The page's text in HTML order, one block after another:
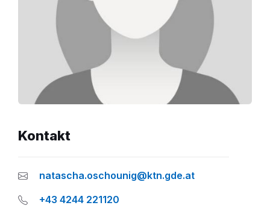
Kontakt
natascha.oschounig@ktn.gde.at
+43 4244 221120